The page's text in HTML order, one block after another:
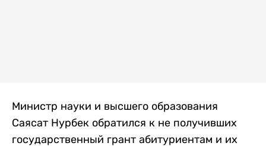
Министр науки и высшего образования
Саясат Нурбек обратился к не получивших
государственный грант абитуриентам и их